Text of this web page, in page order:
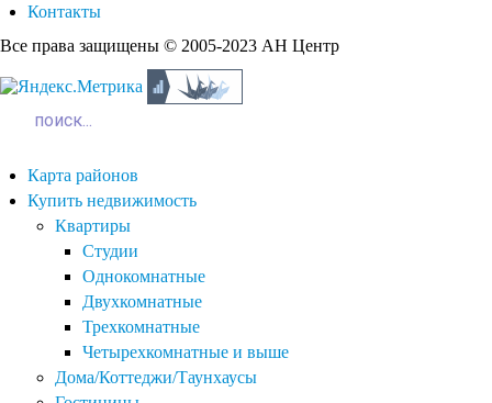
Контакты
Все права защищены © 2005-2023 АН Центр
Карта районов
Купить недвижимость
Квартиры
Студии
Однокомнатные
Двухкомнатные
Трехкомнатные
Четырехкомнатные и выше
Дома/Коттеджи/Таунхаусы